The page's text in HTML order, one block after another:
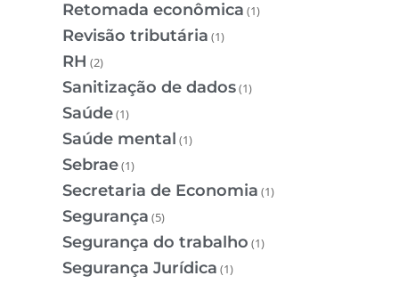
Retomada econômica (1)
Revisão tributária (1)
RH (2)
Sanitização de dados(1)
Saúde(1)
Saúde mental (1)
Sebrae(1)
Secretaria de Economia (1)
Segurança (5)
Segurança do trabalho (1)
Segurança Jurídica (1)